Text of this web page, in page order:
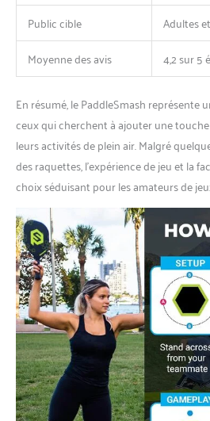
Public cible
Adultes
Moyenne des avis
4,2 sur 5
En résumé, le PaddleSmash
ceux qui cherchent à ajouter une
leurs activités de plein air. Malgré
des raquettes, l’expérience de jeu et la
choix séduisant pour les amateurs de